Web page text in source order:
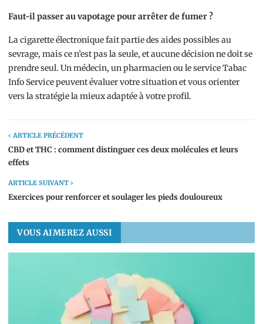
Faut-il passer au vapotage pour arrêter de fumer ?
La cigarette électronique fait partie des aides possibles au
sevrage, mais ce n’est pas la seule, et aucune décision ne doit se
prendre seul. Un médecin, un pharmacien ou le service Tabac
Info Service peuvent évaluer votre situation et vous orienter
vers la stratégie la mieux adaptée à votre profil.
‹ ARTICLE PRÉCÉDENT
CBD et THC : comment distinguer ces deux molécules et leurs
effets
ARTICLE SUIVANT ›
Exercices pour renforcer et soulager les pieds douloureux
VOUS AIMEREZ AUSSI